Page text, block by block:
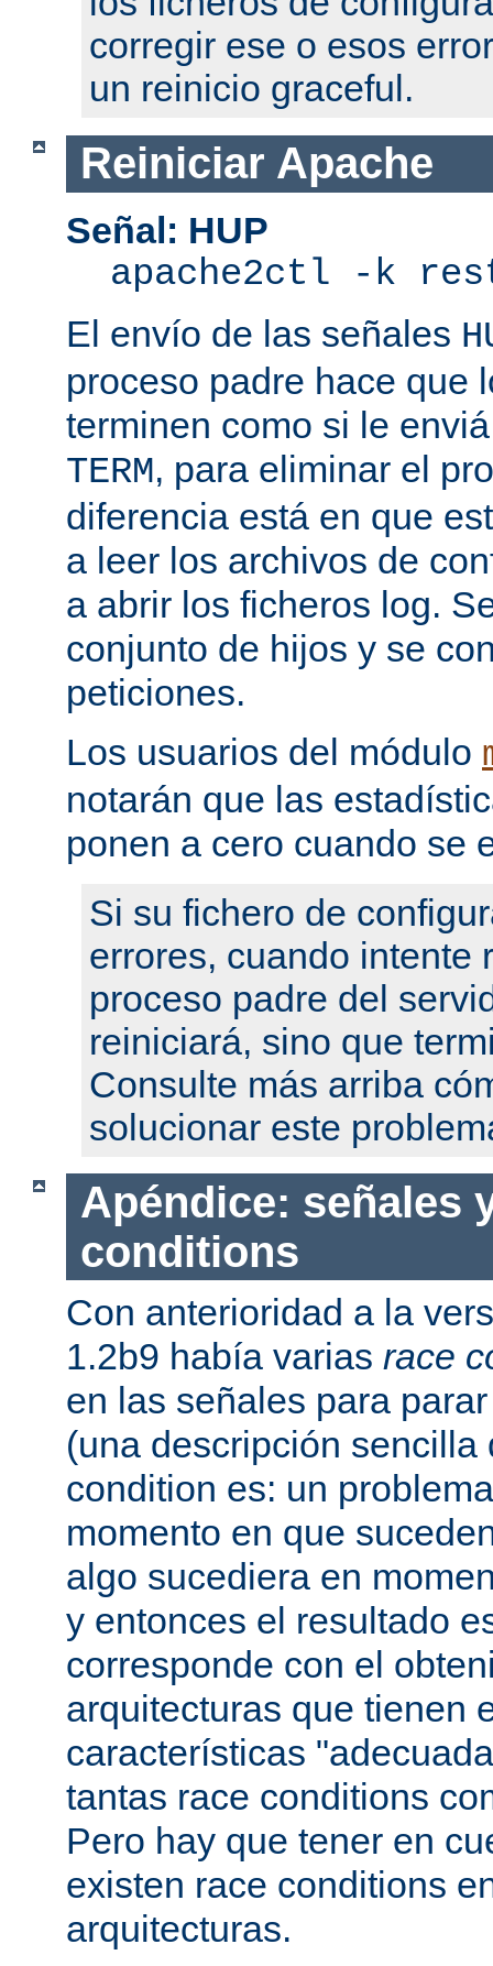
corregir ese o esos
un reinicio graceful.
Reiniciar Apache
Señal: HUP
apache2ctl -k
El envío de las señales
proceso padre hace que
terminen como si le
TERM, para eliminar el
diferencia está en que
a leer los archivos de
a abrir los ficheros log.
conjunto de hijos y se
peticiones.
Los usuarios del módulo
notarán que las
ponen a cero cuando se
Si su fichero de
errores, cuando intente
proceso padre del
reiniciará, sino que
Consulte más arriba
solucionar este
Apéndice: señales
conditions
Con anterioridad a la
1.2b9 había varias race
en las señales para
(una descripción sencilla
condition es: un
momento en que
algo sucediera en
y entonces el resultado
corresponde con el
arquitecturas que tienen
características
tantas race conditions
Pero hay que tener en
existen race conditions
arquitecturas.